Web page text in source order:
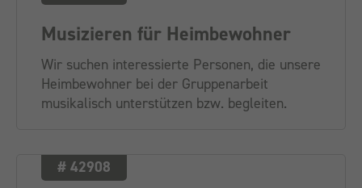
Musizieren für Heimbewohner
Wir suchen interessierte Personen, die unsere
Heimbewohner bei der Gruppenarbeit
musikalisch unterstützen bzw. begleiten.
# 42908